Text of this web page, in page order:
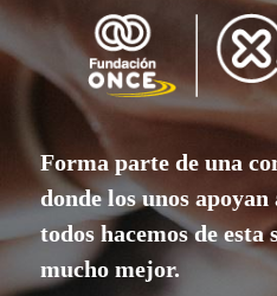
Únete aquí
Forma parte de una
donde los unos
todos hacemos de esta
mucho mejor.